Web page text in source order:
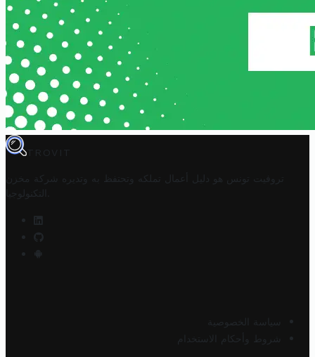
TROVIT
تروفيت تونس هو دليل أعمال تملكه وتحتفظ به وتديره
شركة مخزن
التكنولوجيا
سياسة الخصوصية
شروط وأحكام الاستخدام